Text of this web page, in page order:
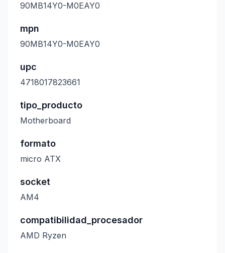
90MB14Y0-M0EAY0
mpn
90MB14Y0-M0EAY0
upc
4718017823661
tipo_producto
Motherboard
formato
micro ATX
socket
AM4
compatibilidad_procesador
AMD Ryzen